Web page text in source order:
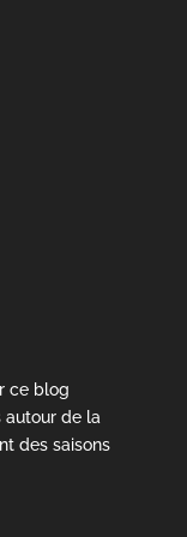
ce blog
autour de la
des saisons